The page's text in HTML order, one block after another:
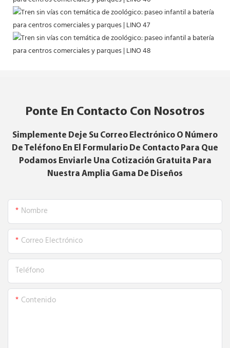
Ponte En Contacto Con Nosotros
Simplemente Deje Su Correo Electrónico O Número
De Teléfono En El Formulario De Contacto Para Que
Podamos Enviarle Una Cotización Gratuita Para
Nuestra Amplia Gama De Diseños
Nombre
Correo Electrónico
Teléfono
Contenido